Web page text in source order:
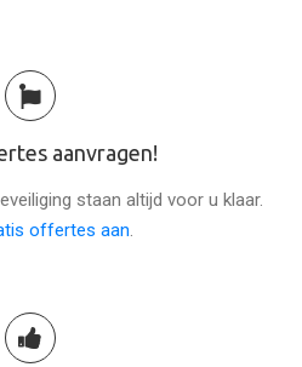
aanvragen!
staan altijd voor u klaar.
offertes aan.